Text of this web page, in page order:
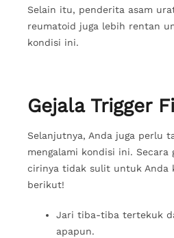
Selain itu, penderita asam
reumatoid juga lebih rentan
kondisi ini.
Gejala Trigger
Selanjutnya, Anda juga perlu
mengalami kondisi ini. Secara
cirinya tidak sulit untuk Anda
berikut!
Jari tiba-tiba tertekuk
apapun.